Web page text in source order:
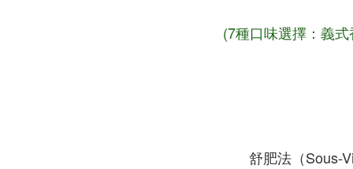
(7種口味選擇：義
舒肥法（Sous-